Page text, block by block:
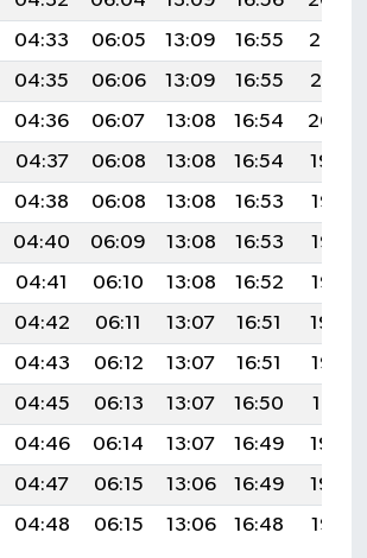
04:33 06:05 13:09 16:55
20:03
04:35 06:06 13:09 16:55
20:01
04:36 06:07 13:08 16:54
20:00
04:37 06:08 13:08 16:54
19:59
04:38 06:08 13:08 16:53
19:58
04:40 06:09 13:08 16:53
19:56
04:41 06:10 13:08 16:52
19:55
04:42 06:11 13:07 16:51
19:54
04:43 06:12 13:07 16:51
19:52
04:45 06:13 13:07 16:50
19:51
04:46 06:14 13:07 16:49
19:49
04:47 06:15 13:06 16:49
19:48
04:48 06:15 13:06 16:48 19:47